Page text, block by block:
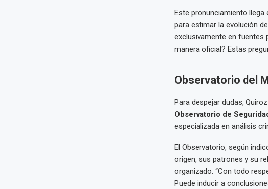
Este pronunciamiento llega
para estimar la evolución
exclusivamente en fuentes
manera oficial? Estas
Observatorio del
Para despejar dudas,
Observatorio de
especializada en análisis
El Observatorio, según
origen, sus patrones y su
organizado. “Con todo
Puede inducir a